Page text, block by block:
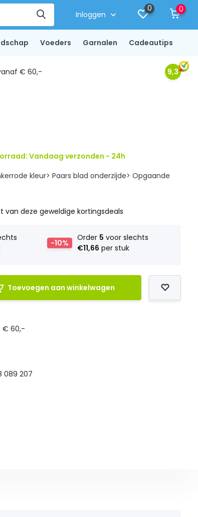
Inloggen
0 0
Voeders Garnalen Cadeautips
€ 60,- 9,3
Vandaag verzonden - 24h
kleur> Paars blad onderzijde> Opgaande
van deze geweldige kortingsdeals
-10%
Order 5 voor slechts
€11,66 per stuk
Toevoegen aan winkelwagen
€ 60,-
089 207